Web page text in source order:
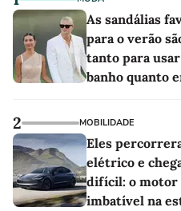
As sandálias
para o verão
tanto para
banho quanto
2 MOBILIDADE
Eles
elétrico e
difícil: o motor
imbatível na